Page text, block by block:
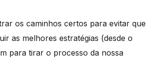
os caminhos certos para evitar que
as melhores estratégias (desde o
para tirar o processo da nossa